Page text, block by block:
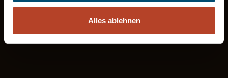
Alles ablehnen
Willy-Brandt-Platz 12
38102 Braunschweig